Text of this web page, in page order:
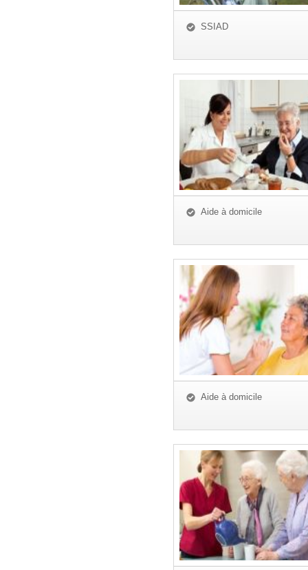
SSIAD
Aide à domicile
Aide à domicile